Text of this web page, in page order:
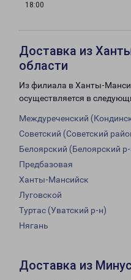
18:00
Доставка из
области
Из филиала в Ханты-
осуществляется в
Междуреченский
Советский (Советский
Белоярский (Белоярский
Предбазовая
Ханты-Мансийск
Луговской
Туртас (Уватский р-н)
Нягань
Доставка из